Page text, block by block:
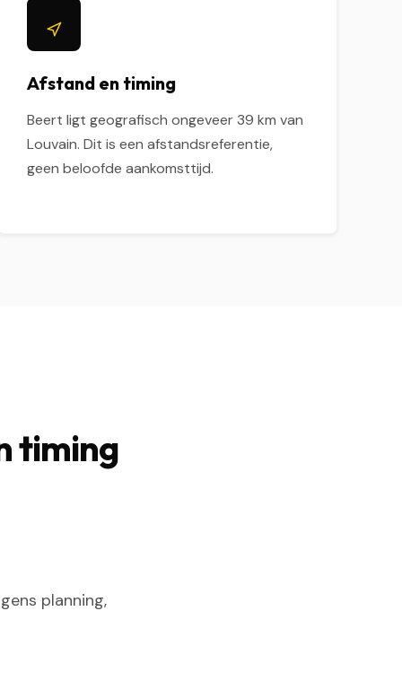
Afstand en timing
Beert ligt geografisch ongeveer 39 km van
Louvain. Dit is een afstandsreferentie,
geen beloofde aankomsttijd.
timing
planning,